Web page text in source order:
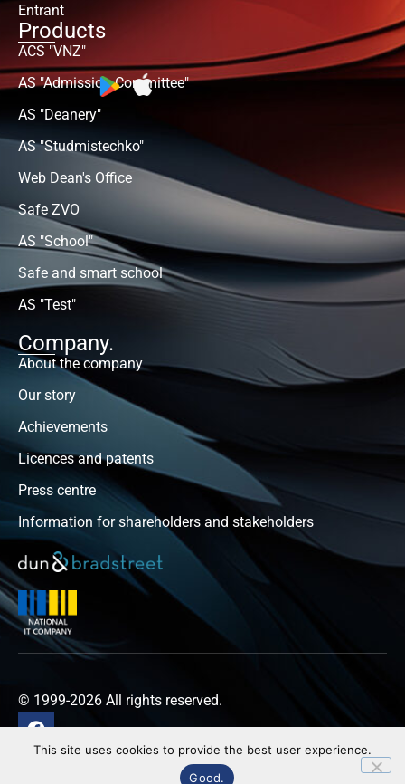
Entrant
Products
ACS "VNZ"
AS "Admission Committee"
AS "Deanery"
AS "Studmistechko"
Web Dean's Office
Safe ZVO
AS "School"
Safe and smart school
AS "Test"
Company.
About the company
Our story
Achievements
Licences and patents
Press centre
Information for shareholders and stakeholders
© 1999-2026 All rights reserved.
Privacy policy
This site uses cookies to provide the best user experience.
Good.